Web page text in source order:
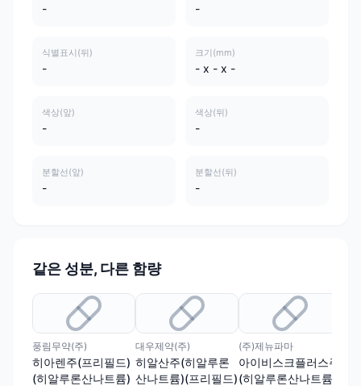
- -
식별표시(뒤)
-
크기(mm)
- x - x -
색상(앞)
-
색상(뒤)
-
분할선(앞)
-
분할선(뒤)
-
같은 성분, 다른 함량
풍림무약(주)
히아렌주(프리필드)
(히알루론산나트륨)
대우제약(주)
히알산주(히알루론
산나트륨)(프리필드)
(주)제뉴파마
아이비스크플러스주
(히알루론산나트륨)